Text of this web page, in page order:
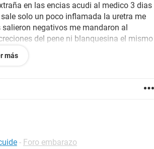
en las encias acudi al medico 3 dias
solo un poco inflamada la uretra me
negativos me mandaron al
del pene ni blanquesina el mismo
de una infeccion urinaria si en el
más
- Foro embarazo